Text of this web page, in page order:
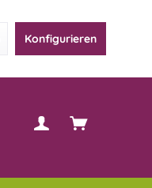
Konfigurieren